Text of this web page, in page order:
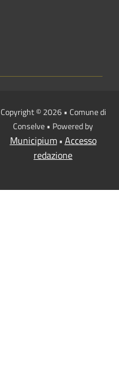
Copyright © 2026 • Comune di
Conselve • Powered by
Municipium• Accesso
redazione